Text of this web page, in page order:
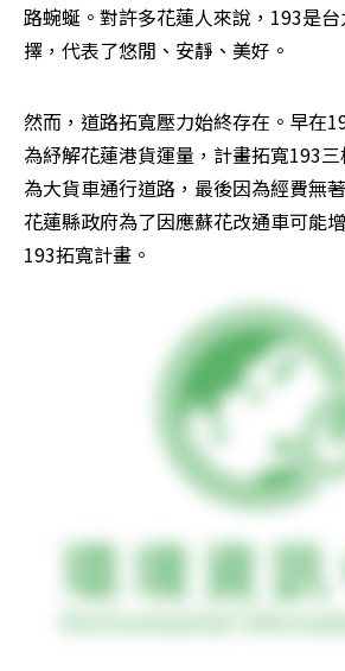
路蜿蜒。對許多花蓮人來說，193是
擇，代表了悠閒、安靜、美好。
然而，道路拓寬壓力始終存在。早在
為紓解花蓮港貨運量，計畫拓寬193
為大貨車通行道路，最後因為經費無
花蓮縣政府為了因應蘇花改通車可能
193拓寬計畫。